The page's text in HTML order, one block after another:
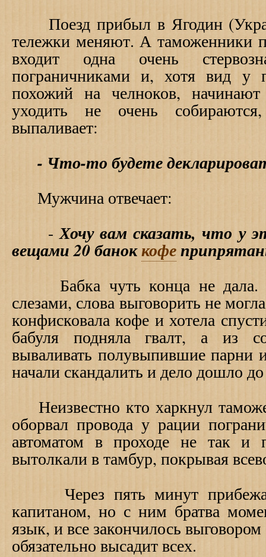
Поезд прибыл в Ягодин
тележки меняют. А таможенники
входит одна очень
пограничниками и, хотя вид у
похожий на челноков,
уходить не очень
выпаливает:
- Что-то будете
Мужчина отвечает:
-Хочу вам сказать, что
вещами 20 баноккофе
Бабка чуть конца не дала.
слезами, слова выговорить не
конфисковала кофе и хотела
бабуля подняла гвалт, а из
вываливать полувыпившие парни
начали скандалить и дело дошло
Неизвестно кто харкнул
оборвал провода у рации
автоматом в проходе не так
вытолкали в тамбур, покрывая
Через пять минут прибежал
капитаном, но с ним братва
язык, и все закончилось
обязательно высадит всех.